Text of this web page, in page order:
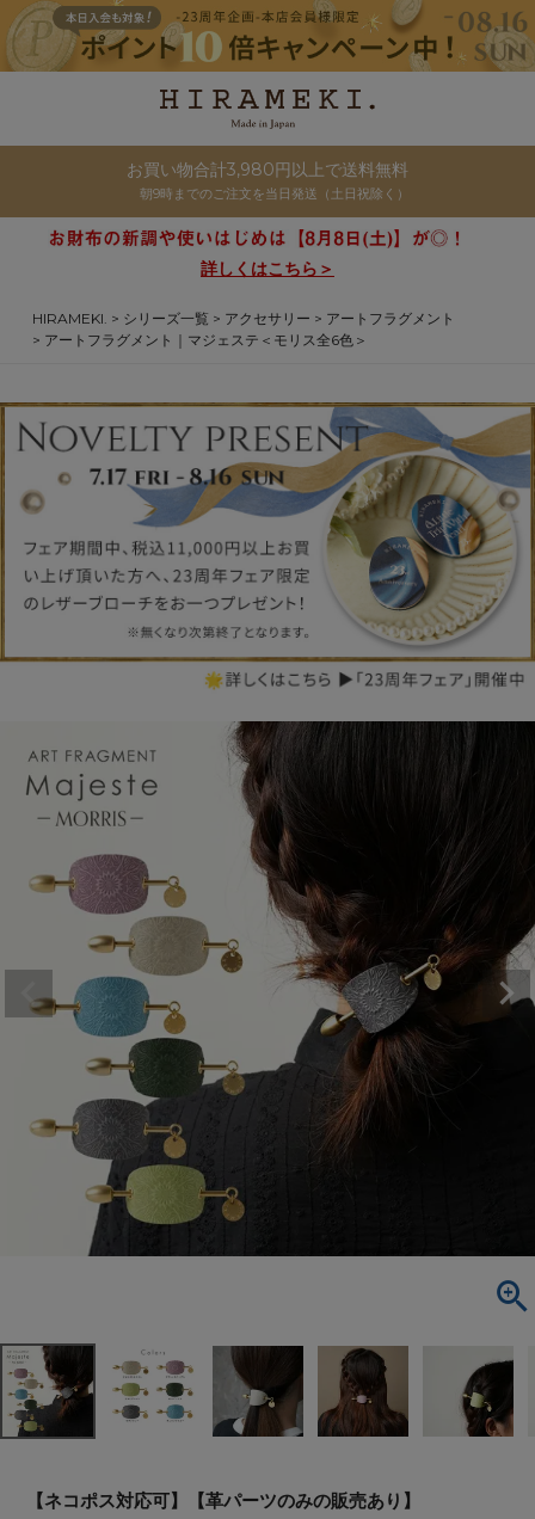
お買い物合計3,980円以上で送料無料
朝9時までのご注文を当日発送（土日祝除く）
詳しくはこちら＞
HIRAMEKI. シリーズ一覧 アクセサリー
アートフラグメント
アートフラグメント｜マジェステ＜モリス全6色＞
【ネコポス対応可】【革パーツのみの販売あり】